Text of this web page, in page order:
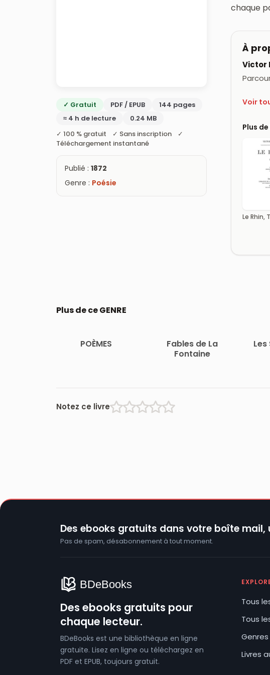
✓ Gratuit PDF / EPUB
144 pages
≈ 4 h de lecture
0.24 MB
✓ 100 % gratuit ✓ Sans inscription ✓
Téléchargement instantané
Publié : 1872
Genre : Poésie
chaque
À
Victor
Voir
Plus
Le Rhin,
Plus de ce GENRE
POÈMES
Fables de La
Fontaine
Notez ce livre
Des ebooks gratuits dans votre boîte mail,
Pas de spam, désabonnement à tout moment.
Des ebooks gratuits pour
chaque lecteur.
BDeBooks est une bibliothèque en ligne
gratuite. Lisez en ligne ou téléchargez en
PDF et EPUB, toujours gratuit.
Tous
Tous
Genres
Livres